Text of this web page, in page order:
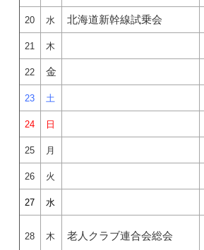
20 水 北海道新幹線試乗会
21 木
22 金
23 土
24 日
25 月
26 火
27 水
28 木 老人クラブ連合会総会